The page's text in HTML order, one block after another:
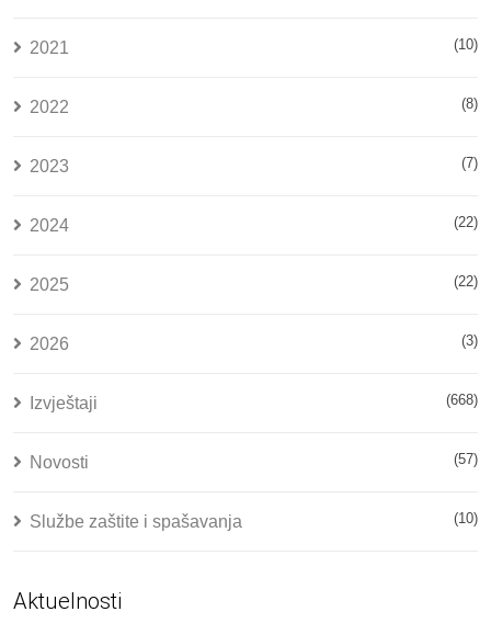
2021 (10)
2022 (8)
2023 (7)
2024 (22)
2025 (22)
2026 (3)
Izvještaji (668)
Novosti (57)
Službe zaštite i spašavanja (10)
Aktuelnosti